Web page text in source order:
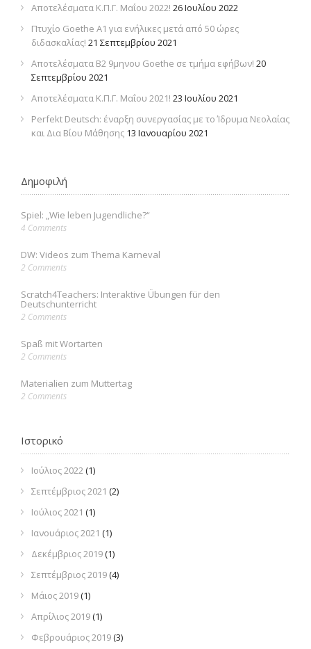
Αποτελέσματα Κ.Π.Γ. Μαΐου 2022! 26 Ιουλίου 2022
Πτυχίο Goethe Α1 για ενήλικες μετά από 50 ώρες
διδασκαλίας! 21 Σεπτεμβρίου 2021
Αποτελέσματα Β2 9μηνου Goethe σε τμήμα εφήβων! 20
Σεπτεμβρίου 2021
Αποτελέσματα Κ.Π.Γ. Μαΐου 2021! 23 Ιουλίου 2021
Perfekt Deutsch: έναρξη συνεργασίας με το Ίδρυμα Νεολαίας
και Δια Βίου Μάθησης 13 Ιανουαρίου 2021
Δημοφιλή
Spiel: „Wie leben Jugendliche?“
4 Comments
DW: Videos zum Thema Karneval
2 Comments
Scratch4Teachers: Interaktive Übungen für den
Deutschunterricht
2 Comments
Spaß mit Wortarten
2 Comments
Materialien zum Muttertag
2 Comments
Ιστορικό
Ιούλιος 2022(1)
Σεπτέμβριος 2021 (2)
Ιούλιος 2021 (1)
Ιανουάριος 2021 (1)
Δεκέμβριος 2019(1)
Σεπτέμβριος 2019(4)
Μάιος 2019(1)
Απρίλιος 2019(1)
Φεβρουάριος 2019(3)